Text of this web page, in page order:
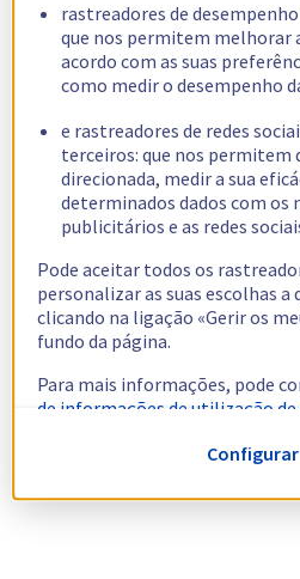
rastreadores de
que nos permitem melhorar
acordo com as suas
como medir o desempenho
e rastreadores de redes
terceiros: que nos permitem
direcionada, medir a sua
determinados dados com os
publicitários e as redes
Pode aceitar todos os
personalizar as suas escolhas
clicando na ligação «Gerir os
fundo da página.
Para mais informações, pode
de informações de utilização de
Configurar